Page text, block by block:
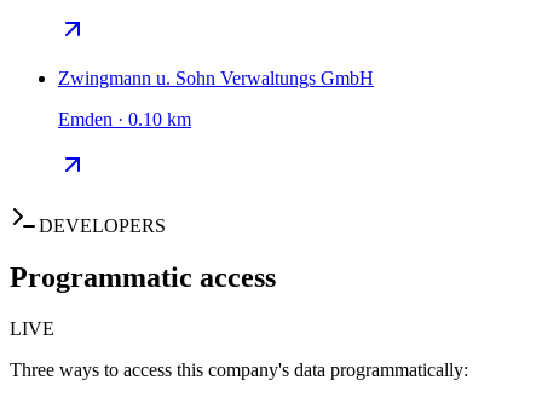
Zwingmann u. Sohn Verwaltungs GmbH
Emden · 0.10 km
DEVELOPERS
Programmatic access
LIVE
Three ways to access this company's data programmatically: